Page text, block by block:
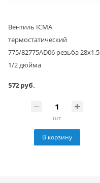
Вентиль ICMA
термостатический
775/82775AD06 резьба 28х1,5
1/2 дюйма
572 руб.
шт
В корзину